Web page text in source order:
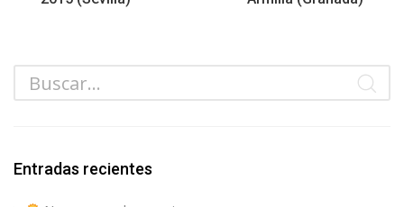
Entradas recientes